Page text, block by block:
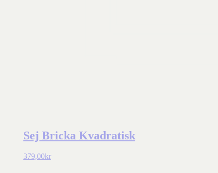
Sej Bricka Kvadratisk
379,00kr